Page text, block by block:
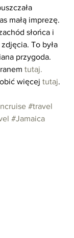
małą imprezę.
słońca i
To była
przygoda.
tutaj.
więcej tutaj.
#travel
#Jamaica